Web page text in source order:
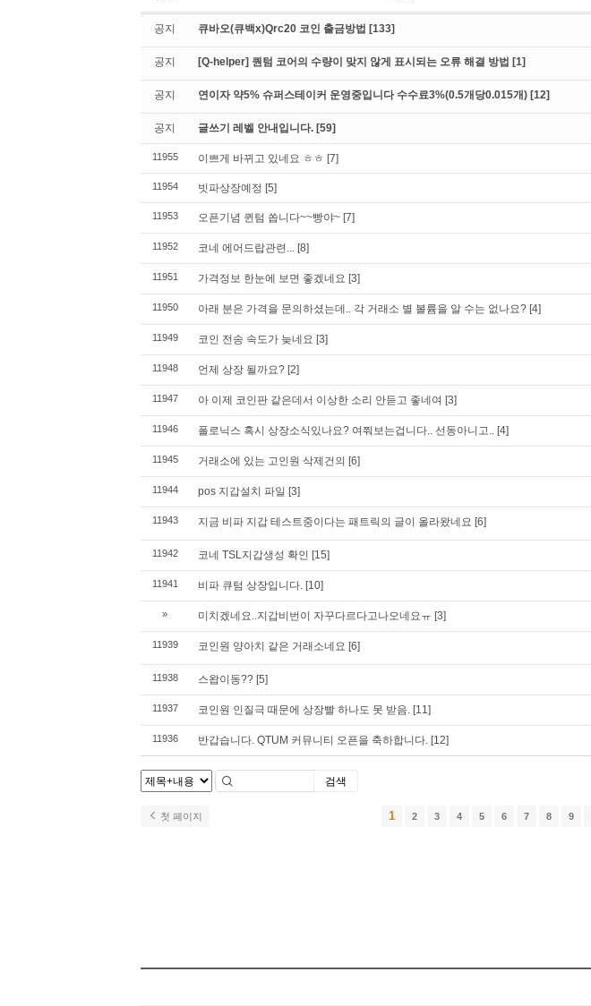
공지 큐바오(큐백x)Qrc20 코인 출금방법 [133]
공지 [Q-helper] 퀀텀 코어의 수량이 맞지 않게 표시되는 오류 해결 방법 [1]
공지 연이자 약5% 슈퍼스테이커 운영중입니다 수수료3%(0.5개당0.015개) [12]
공지 글쓰기 레벨 안내입니다. [59]
11955 이쁘게 바뀌고 있네요 ㅎㅎ [7]
11954 빗파상장예정 [5]
11953 오픈기념 퀸텀 쏩니다~~빵야~ [7]
11952 코네 에어드랍관련... [8]
11951 가격정보 한눈에 보면 좋겠네요 [3]
11950 아래 분은 가격을 문의하셨는데.. 각 거래소 별 볼륨을 알 수는 없나요? [4]
11949 코인 전송 속도가 늦네요 [3]
11948 언제 상장 될까요? [2]
11947 아 이제 코인판 같은데서 이상한 소리 안듣고 좋네여 [3]
11946 폴로닉스 혹시 상장소식있나요? 여쭤보는겁니다.. 선동아니고.. [4]
11945 거래소에 있는 고인원 삭제건의 [6]
11944 pos 지갑설치 파일 [3]
11943 지금 비파 지갑 테스트중이다는 패트릭의 글이 올라왔네요 [6]
11942 코네 TSL지갑생성 확인 [15]
11941 비파 큐텀 상장입니다. [10]
» 미치겠네요..지갑비번이 자꾸다르다고나오네요ㅠ [3]
11939 코인원 양아치 같은 거래소네요 [6]
11938 스왑이동?? [5]
11937 코인원 인질극 때문에 상장빨 하나도 못 받음. [11]
11936 반갑습니다. QTUM 커뮤니티 오픈을 축하합니다. [12]
검색
첫 페이지 1 2 3 4 5 6 7 8 9